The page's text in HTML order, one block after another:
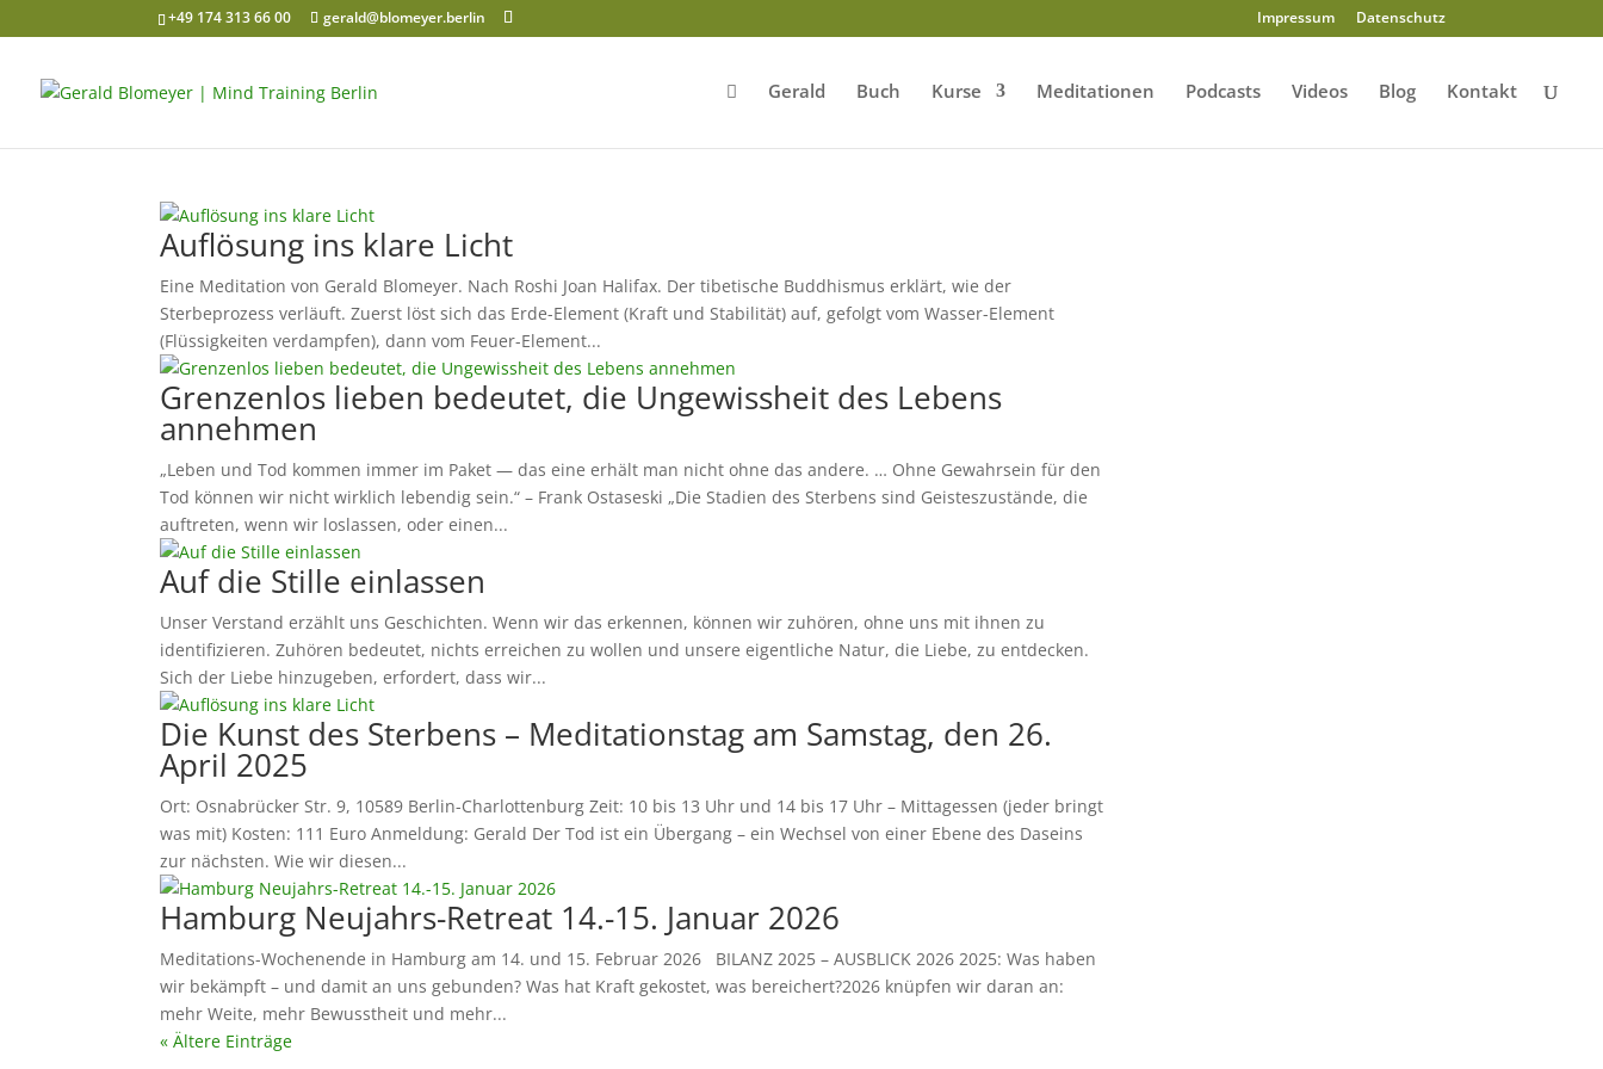
+49 174 313 66 00 gerald@blomeyer.berlin Impressum Datenschutz
Gerald Buch Kurse Meditationen Podcasts Videos Blog Kontakt
Auflösung ins klare Licht
Eine Meditation von Gerald Blomeyer. Nach Roshi Joan Halifax. Der tibetische Buddhismus erklärt, wie der
Sterbeprozess verläuft. Zuerst löst sich das Erde-Element (Kraft und Stabilität) auf, gefolgt vom Wasser-Element
(Flüssigkeiten verdampfen), dann vom Feuer-Element...
Grenzenlos lieben bedeutet, die Ungewissheit des Lebens
annehmen
„Leben und Tod kommen immer im Paket — das eine erhält man nicht ohne das andere. … Ohne Gewahrsein für den
Tod können wir nicht wirklich lebendig sein.“ – Frank Ostaseski „Die Stadien des Sterbens sind Geisteszustände, die
auftreten, wenn wir loslassen, oder einen...
Auf die Stille einlassen
Unser Verstand erzählt uns Geschichten. Wenn wir das erkennen, können wir zuhören, ohne uns mit ihnen zu
identifizieren. Zuhören bedeutet, nichts erreichen zu wollen und unsere eigentliche Natur, die Liebe, zu entdecken.
Sich der Liebe hinzugeben, erfordert, dass wir...
Die Kunst des Sterbens – Meditationstag am Samstag, den 26.
April 2025
Ort: Osnabrücker Str. 9, 10589 Berlin-Charlottenburg Zeit: 10 bis 13 Uhr und 14 bis 17 Uhr – Mittagessen (jeder bringt
was mit) Kosten: 111 Euro Anmeldung: Gerald Der Tod ist ein Übergang – ein Wechsel von einer Ebene des Daseins
zur nächsten. Wie wir diesen...
Hamburg Neujahrs-Retreat 14.-15. Januar 2026
Meditations-Wochenende in Hamburg am 14. und 15. Februar 2026 BILANZ 2025 – AUSBLICK 2026 2025: Was haben
wir bekämpft – und damit an uns gebunden? Was hat Kraft gekostet, was bereichert?2026 knüpfen wir daran an:
mehr Weite, mehr Bewusstheit und mehr...
« Ältere Einträge